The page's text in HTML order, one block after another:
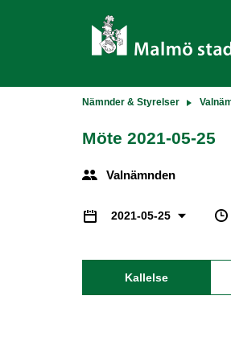
Nämnder & Styrelser
Möte 2021-05-25
Valnämnden
2021-05-25
Kallelse